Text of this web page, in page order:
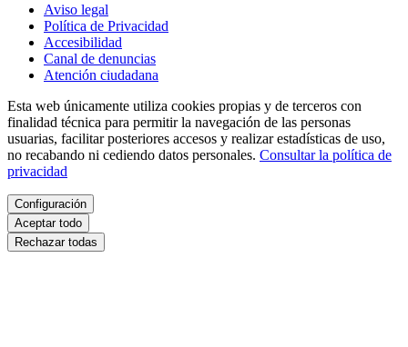
Aviso legal
Política de Privacidad
Accesibilidad
Canal de denuncias
Atención ciudadana
Esta web únicamente utiliza cookies propias y de terceros con
finalidad técnica para permitir la navegación de las personas
usuarias, facilitar posteriores accesos y realizar estadísticas de uso,
no recabando ni cediendo datos personales. Consultar la política de
privacidad
Configuración
Aceptar todo
Rechazar todas